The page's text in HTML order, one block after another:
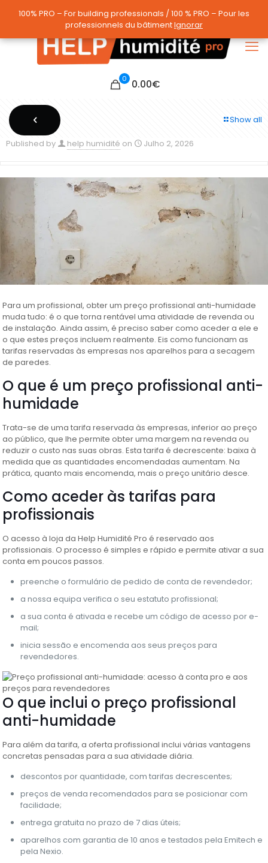
0 0.00€
Show all
Published by help humidité on Julho 2, 2026
Para um profissional, obter um preço profissional anti-humidade
muda tudo: é o que torna rentável uma atividade de revenda ou
de instalação. Ainda assim, é preciso saber como aceder a ele e
o que estes preços incluem realmente. Eis como funcionam as
tarifas reservadas às empresas nos aparelhos para a secagem
de paredes.
O que é um preço profissional anti-
humidade
Trata-se de uma tarifa reservada às empresas, inferior ao preço
ao público, que lhe permite obter uma margem na revenda ou
reduzir o custo nas suas obras. Esta tarifa é decrescente: baixa à
medida que as quantidades encomendadas aumentam. Na
prática, quanto mais encomenda, mais o preço unitário desce.
Como aceder às tarifas para
profissionais
O acesso à loja da Help Humidité Pro é reservado aos
profissionais. O processo é simples e rápido e permite ativar a sua
conta em poucos passos.
preenche o formulário de pedido de conta de revendedor;
a nossa equipa verifica o seu estatuto profissional;
a sua conta é ativada e recebe um código de acesso por e-
mail;
inicia sessão e encomenda aos seus preços para
revendedores.
O que inclui o preço profissional
anti-humidade
Para além da tarifa, a oferta profissional inclui várias vantagens
concretas pensadas para a sua atividade diária.
descontos por quantidade, com tarifas decrescentes;
preços de venda recomendados para se posicionar com
facilidade;
entrega gratuita no prazo de 7 dias úteis;
aparelhos com garantia de 10 anos e testados pela Emitech e
pela Nexio.
100% PRO – For building professionals / 100 % PRO – Pour les
professionnels du bâtimentIgnorar
100% PRO – For building professionals / 100 % PRO – Pour les
professionnels du bâtimentIgnorar